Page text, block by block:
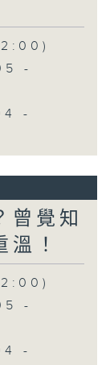
-
-
曾覺知
！
-
-